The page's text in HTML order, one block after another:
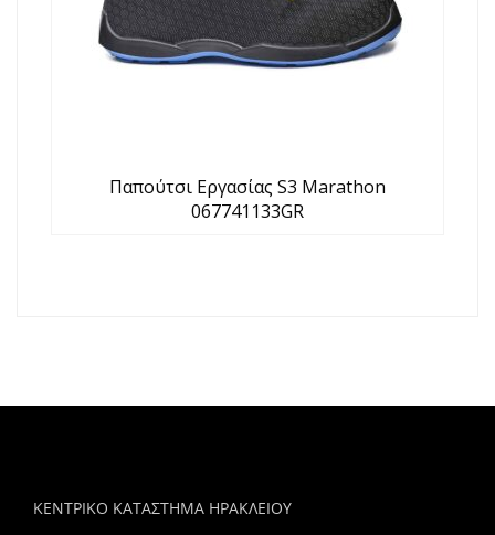
Παπούτσι Εργασίας S3 Marathon
067741133GR
ΚΕΝΤΡΙΚΟ ΚΑΤΑΣΤΗΜΑ ΗΡΑΚΛΕΙΟΥ